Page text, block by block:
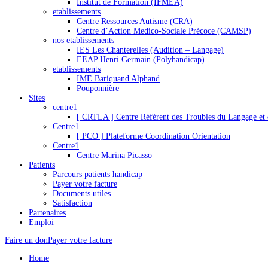
Institut de Formation (IFMEA)
etablissements
Centre Ressources Autisme (CRA)
Centre d’Action Medico-Sociale Précoce (CAMSP)
nos etablissements
IES Les Chanterelles (Audition – Langage)
EEAP Henri Germain (Polyhandicap)
etablissements
IME Bariquand Alphand
Pouponnière
Sites
centre1
[ CRTLA ] Centre Référent des Troubles du Langage et
Centre1
[ PCO ] Plateforme Coordination Orientation
Centre1
Centre Marina Picasso
Patients
Parcours patients handicap
Payer votre facture
Documents utiles
Satisfaction
Partenaires
Emploi
Faire un donPayer votre facture
Home